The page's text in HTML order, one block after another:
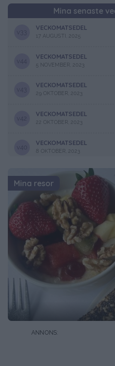
Mina resor
Mina senaste
VECKOMATSEDEL
17 AUGUSTI, 2025
VECKOMATSEDEL
5 NOVEMBER, 2023
VECKOMATSEDEL
29 OKTOBER, 2023
VECKOMATSEDEL
22 OKTOBER, 2023
VECKOMATSEDEL
8 OKTOBER, 2023
v21
VECKOMATSEDEL
v15
VECKOMATSEDEL
11 APRIL, 2023
v11
VECKOMATSEDEL
19 MARS, 2023
VECKOMATSEDEL
12 MARS, 2023
Visa